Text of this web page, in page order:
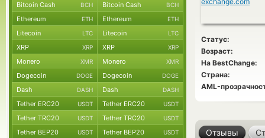
Статус:
Возраст:
На BestChange:
Страна:
AML-
Отзывы
Bitcoin Cash BCH Bitcoin Cash BCH
Ethereum ETH Ethereum ETH
Litecoin LTC Litecoin LTC
XRP XRP XRP XRP
Monero XMR Monero XMR
Dogecoin DOGE Dogecoin DOGE
Dash DASH Dash DASH
Tether ERC20 USDT Tether ERC20 USDT
Tether TRC20 USDT Tether TRC20 USDT
Tether BEP20 USDT Tether BEP20 USDT